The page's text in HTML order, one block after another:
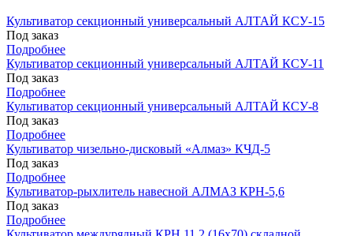
Культиватор секционный универсальный АЛТАЙ КСУ-15
Под заказ
Подробнее
Культиватор секционный универсальный АЛТАЙ КСУ-11
Под заказ
Подробнее
Культиватор секционный универсальный АЛТАЙ КСУ-8
Под заказ
Подробнее
Культиватор чизельно-дисковый «Алмаз» КЧД-5
Под заказ
Подробнее
Культиватор-рыхлитель навесной АЛМАЗ КРН-5,6
Под заказ
Подробнее